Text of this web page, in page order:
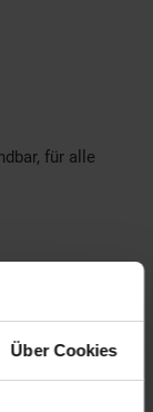
Über Cookies
für alle